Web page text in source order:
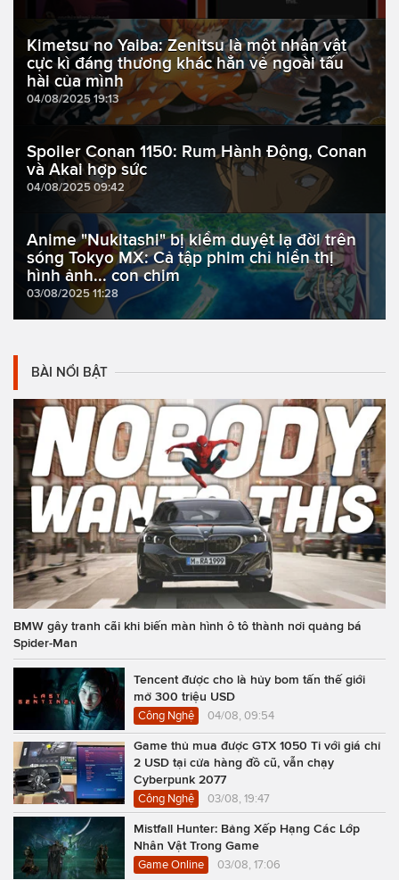
Kimetsu no Yaiba: Zenitsu là một nhân vật
cực kì đáng thương khác hẳn vẻ ngoài tấu
hài của mình
04/08/2025 19:13
Spoiler Conan 1150: Rum Hành Động, Conan
và Akai hợp sức
04/08/2025 09:42
Anime "Nukitashi" bị kiểm duyệt lạ đời trên
sóng Tokyo MX: Cả tập phim chỉ hiển thị
hình ảnh... con chim
03/08/2025 11:28
BÀI NỔI BẬT
BMW gây tranh cãi khi biến màn hình ô tô thành nơi quảng bá
Spider-Man
Tencent được cho là hủy bom tấn thế giới
mở 300 triệu USD
Công Nghệ 04/08, 09:54
Game thủ mua được GTX 1050 Ti với giá chỉ
2 USD tại cửa hàng đồ cũ, vẫn chạy
Cyberpunk 2077
Công Nghệ 03/08, 19:47
Mistfall Hunter: Bảng Xếp Hạng Các Lớp
Nhân Vật Trong Game
Game Online 03/08, 17:06